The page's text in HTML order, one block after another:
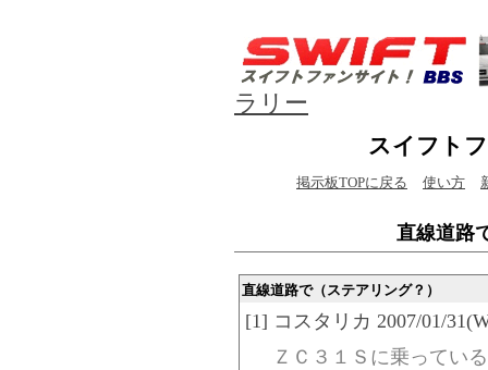
ラリー
スイフト
掲示板TOPに戻る 使い方
直線道路
直線道路で（ステアリング？）
[1] コスタリカ 2007/01/
ＺＣ３１Ｓに乗ってい